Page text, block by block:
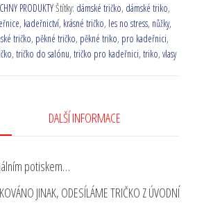
PRODUKTYŠtítky: dámské tričko, dámské triko,
, kadeřnictví, krásné tričko, les no stress, nůžky,
tričko, pěkné tričko, pěkné triko, pro kadeřnici,
, tričko do salónu, tričko pro kadeřnici, triko, vlasy
DALŠÍ INFORMACE
potiskem…
JINAK, ODESÍLÁME TRIČKO Z ÚVODNÍ